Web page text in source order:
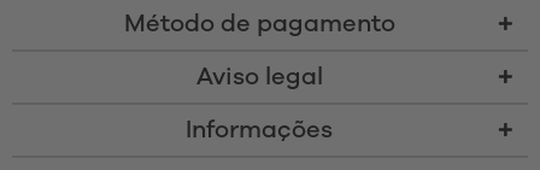
Método de pagamento
Aviso legal
Informações